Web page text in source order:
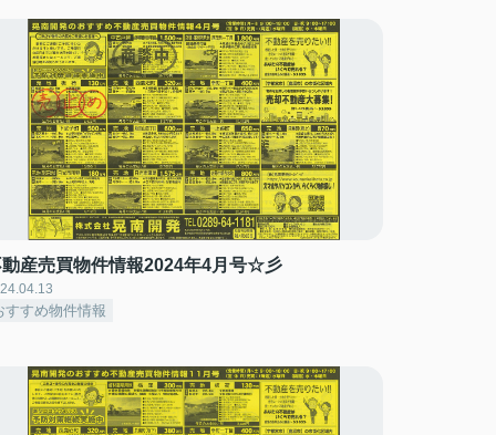
産売買物件情報2024年4月号☆彡
すすめ物件情報